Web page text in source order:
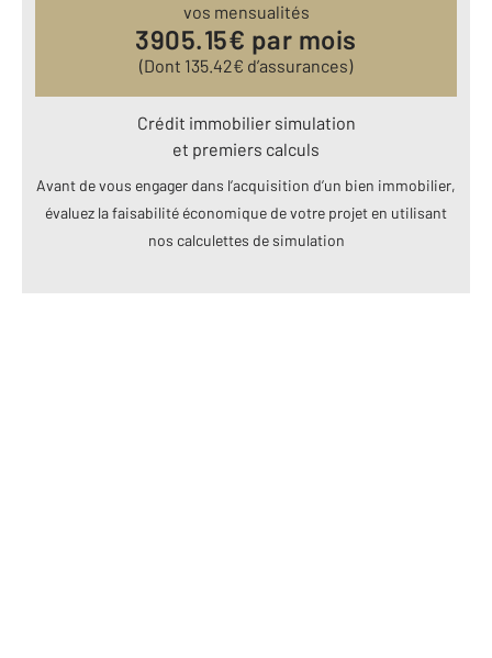
vos mensualités
3905.15€ par mois
(Dont 135.42€ d’assurances)
Crédit immobilier simulation
et premiers calculs
Avant de vous engager dans l’acquisition d’un bien immobilier,
évaluez la faisabilité économique de votre projet en utilisant
nos calculettes de simulation